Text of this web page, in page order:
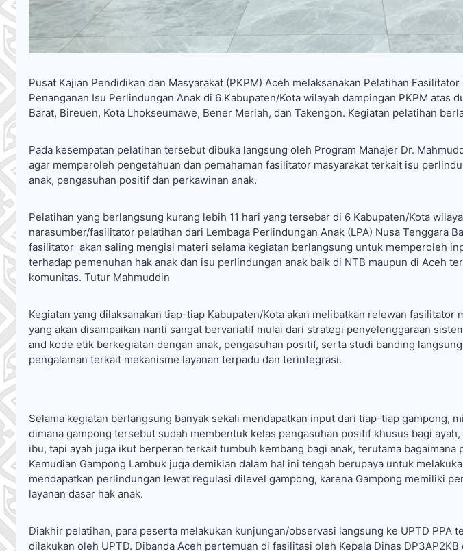
Pusat Kajian Pendidikan dan Masyarakat (PKPM) Aceh melaksanakan Pelatihan
Penanganan Isu Perlindungan Anak di 6 Kabupaten/Kota wilayah dampingan PKPM atas
Barat, Bireuen, Kota Lhokseumawe, Bener Meriah, dan Takengon. Kegiatan pelatihan
Pada kesempatan pelatihan tersebut dibuka langsung oleh Program Manajer Dr.
agar memperoleh pengetahuan dan pemahaman fasilitator masyarakat terkait isu
anak, pengasuhan positif dan perkawinan anak.
Pelatihan yang berlangsung kurang lebih 11 hari yang tersebar di 6 Kabupaten/Kota
narasumber/fasilitator pelatihan dari Lembaga Perlindungan Anak (LPA) Nusa Tenggara
fasilitator akan saling mengisi materi selama kegiatan berlangsung untuk memperoleh
terhadap pemenuhan hak anak dan isu perlindungan anak baik di NTB maupun di Aceh
komunitas. Tutur Mahmuddin
Kegiatan yang dilaksanakan tiap-tiap Kabupaten/Kota akan melibatkan relewan fasilitator
yang akan disampaikan nanti sangat bervariatif mulai dari strategi penyelenggaraan
and kode etik berkegiatan dengan anak, pengasuhan positif, serta studi banding
pengalaman terkait mekanisme layanan terpadu dan terintegrasi.
Selama kegiatan berlangsung banyak sekali mendapatkan input dari tiap-tiap gampong,
dimana gampong tersebut sudah membentuk kelas pengasuhan positif khusus bagi
ibu, tapi ayah juga ikut berperan terkait tumbuh kembang bagi anak, terutama
Kemudian Gampong Lambuk juga demikian dalam hal ini tengah berupaya untuk
mendapatkan perlindungan lewat regulasi dilevel gampong, karena Gampong memiliki
layanan dasar hak anak.
Diakhir pelatihan, para peserta melakukan kunjungan/observasi langsung ke UPTD PPA
dilakukan oleh UPTD. Dibanda Aceh pertemuan di fasilitasi oleh Kepala Dinas